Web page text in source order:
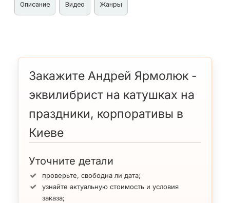
Описание Видео Жанры
СТБ «Україна має Таланти» см.видео
.
Выступление не требует дополнительного
техничского оборудования, кроме звучания
фонограммы.
Гонорар по договоренности, примерно от $150 —
Судовой повар
Закажите Андрей Ярмолюк -
эквилибрист на катушках на
праздники, корпоративы в
Киеве
Уточните детали
проверьте, свободна ли дата;
узнайте актуальную стоимость и условия
заказа;